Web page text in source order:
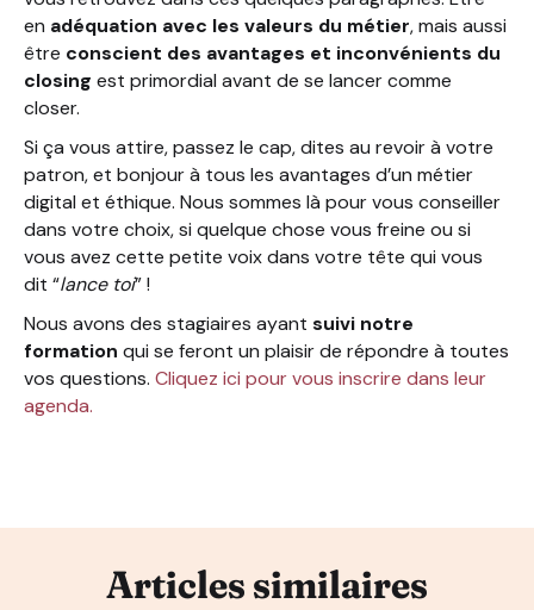
en adéquation avec les valeurs du métier, mais aussi
être conscient des avantages et inconvénients du
closing est primordial avant de se lancer comme
closer.
Si ça vous attire, passez le cap, dites au revoir à votre
patron, et bonjour à tous les avantages d’un métier
digital et éthique. Nous sommes là pour vous conseiller
dans votre choix, si quelque chose vous freine ou si
vous avez cette petite voix dans votre tête qui vous
dit “lance toi” !
Nous avons des stagiaires ayant suivi notre
formation qui se feront un plaisir de répondre à toutes
vos questions. Cliquez ici pour vous inscrire dans leur
agenda.
Articles similaires